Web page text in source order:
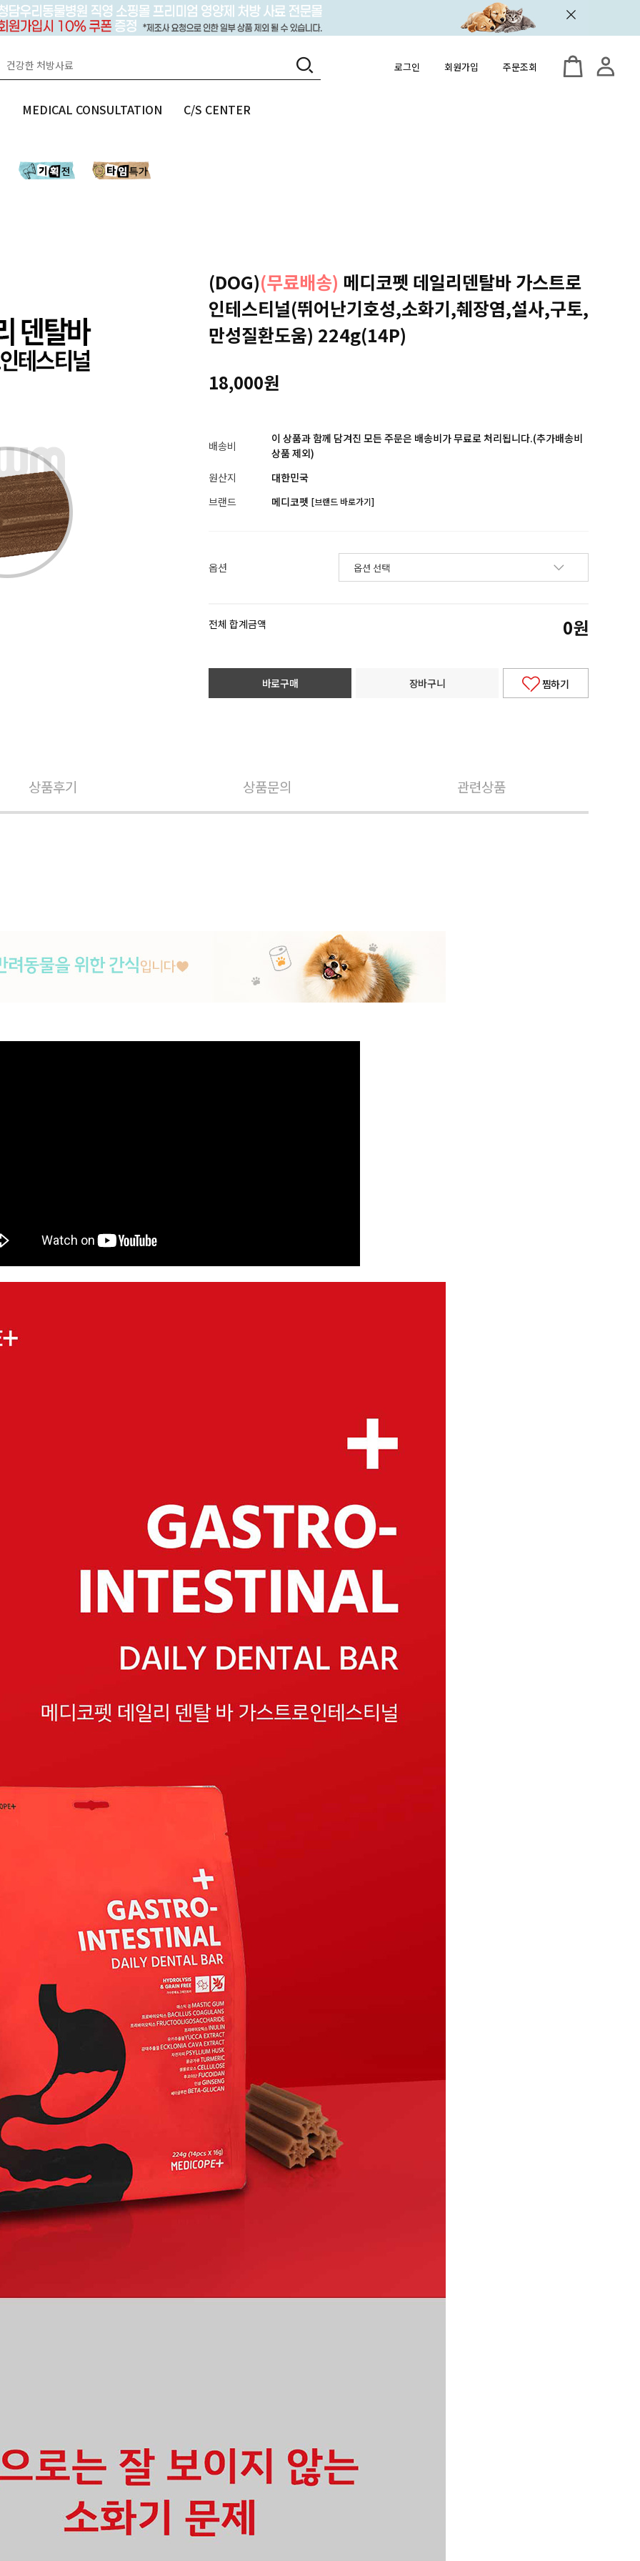
로그인 회원가입 주문조회
MEDICAL CONSULTATION C/S CENTER
(DOG)(무료배송) 메디코펫 데일리덴탈바 가스트로
인테스티널(뛰어난기호성,소화기,췌장염,설사,구토,
만성질환도움) 224g(14P)
18,000원
배송비
이 상품과 함께 담겨진 모든 주문은 배송비가 무료로 처리됩니다.(추가배송비
상품 제외)
원산지
대한민국
브랜드
메디코펫 [브랜드 바로가기]
옵션
전체 합계금액 0원
바로구매 장바구니 찜하기
상품후기 상품문의 관련상품